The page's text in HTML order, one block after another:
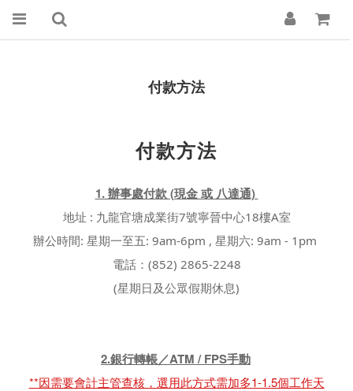
付款方法
付款方法
1. 辦事處付款 (現金 或 八達通)
地址 : 九龍官塘成業街7號寧晉中心18樓A室
辦公時間: 星期一至五: 9am-6pm , 星期六: 9am - 1pm
電話：(852) 2865-2248
(星期日及公眾假期休息)
2.銀行轉帳／ATM / FPS手動
**因需要會計主管查核，選用此方式需加多1-1.5個工作天